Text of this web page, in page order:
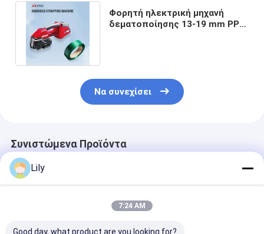
Φορητή ηλεκτρική μηχανή
δεματοποίησης 13-19 mm PP
Να συνεχίσει
Συνιστώμενα Προϊόντα
Lily
7:24 AM
Good day, what product are you looking for?